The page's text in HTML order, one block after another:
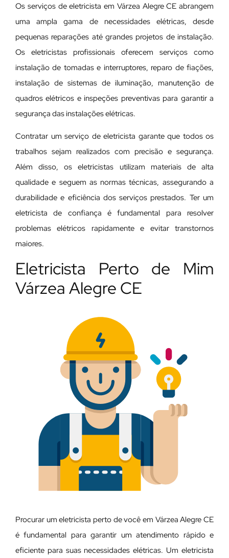
Os serviços de eletricista em Várzea Alegre CE abrangem
uma ampla gama de necessidades elétricas, desde
pequenas reparações até grandes projetos de instalação.
Os eletricistas profissionais oferecem serviços como
instalação de tomadas e interruptores, reparo de fiações,
instalação de sistemas de iluminação, manutenção de
quadros elétricos e inspeções preventivas para garantir a
segurança das instalações elétricas.
Contratar um serviço de eletricista garante que todos os
trabalhos sejam realizados com precisão e segurança.
Além disso, os eletricistas utilizam materiais de alta
qualidade e seguem as normas técnicas, assegurando a
durabilidade e eficiência dos serviços prestados. Ter um
eletricista de confiança é fundamental para resolver
problemas elétricos rapidamente e evitar transtornos
maiores.
Eletricista Perto de Mim
Várzea Alegre CE
Procurar um eletricista perto de você em Várzea Alegre CE
é fundamental para garantir um atendimento rápido e
eficiente para suas necessidades elétricas. Um eletricista